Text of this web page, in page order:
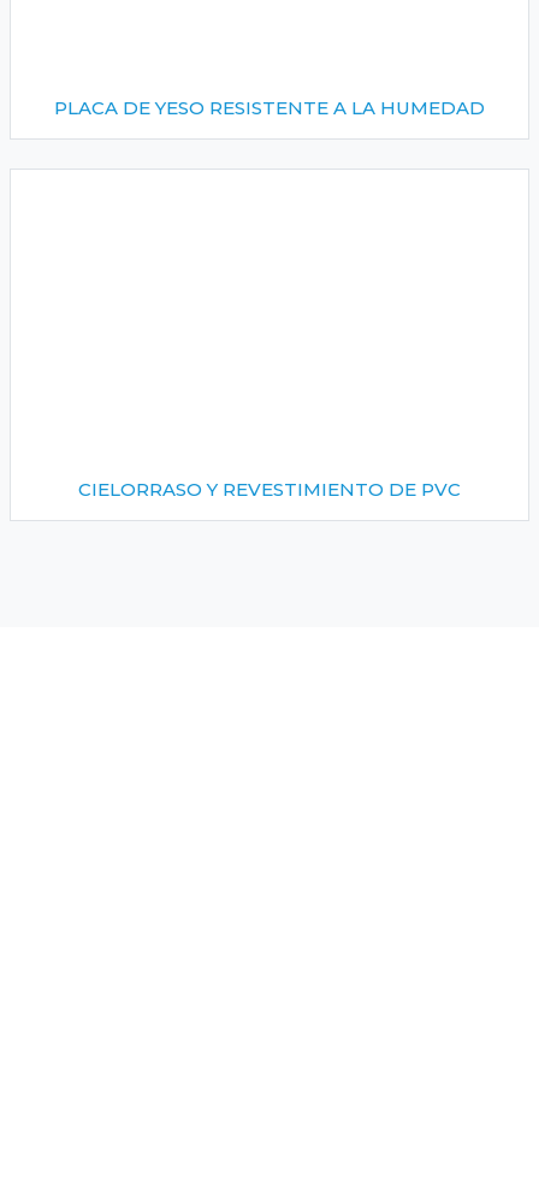
PLACA DE YESO RESISTENTE A LA HUMEDAD
CIELORRASO Y REVESTIMIENTO DE PVC